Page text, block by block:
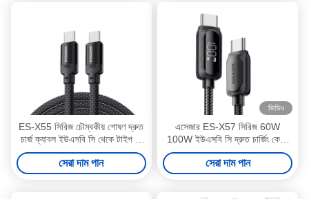
ES-X55 সিরিজ চৌম্বকীয় শোষণ দ্রুত
চার্জ ক্যাবল ইউএসবি সি থেকে টাইপ সি
ক্যাবল 100W 240W 1m
সেরা দাম পান
ভিডিও
এসেজার ES-X57 সিরিজ 60W
100W ইউএসবি সি দ্রুত চার্জিং কেবল
টাইপ সি
সেরা দাম পান